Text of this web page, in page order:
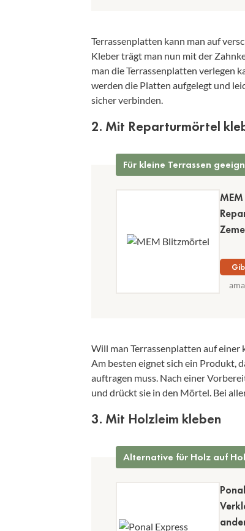
Terrassenplatten kann man auf
Kleber trägt man nun mit der
man die Terrassenplatten verlegen
werden die Platten aufgelegt und
sicher verbinden.
2. Mit Reparturmörtel
Für kleine Terrassen
Will man Terrassenplatten auf einer
Am besten eignet sich ein Produkt,
auftragen muss. Nach einer
und drückt sie in den Mörtel. Bei
3. Mit Holzleim kleben
Alternative für Holz auf